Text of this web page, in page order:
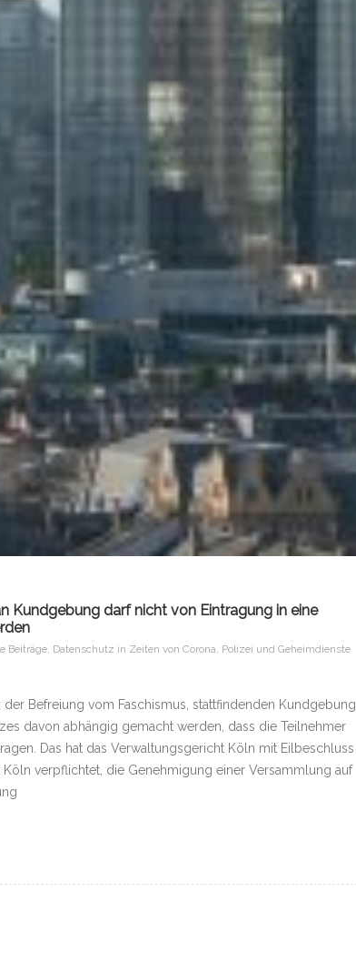
Kundgebung darf nicht von Eintragung in eine
Beiträge Datenschutz in Zeiten von Corona Polizei und Geheimdienste
Befreiung vom Faschismus, stattfindenden Kundgebung
davon abhängig gemacht werden, dass die Teilnehmer
Das hat das Verwaltungsgericht Köln mit Eilbeschluss
verpflichtet, die Genehmigung einer Versammlung auf